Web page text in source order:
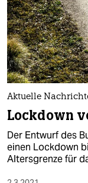
Aktuelle
Lockdown
Der Entwurf des
einen Lockdown
Altersgrenze für